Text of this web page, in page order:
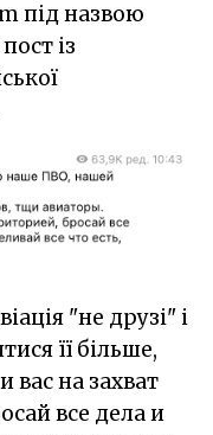
під назвою
із
"не друзі" і
її більше,
вас на захват
все дела и